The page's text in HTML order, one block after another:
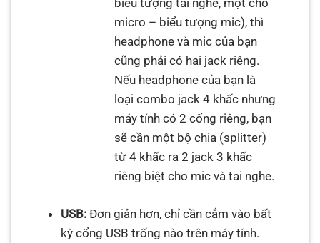
biểu tượng tai nghe, một cho
micro – biểu tượng mic), thì
headphone và mic của bạn
cũng phải có hai jack riêng.
Nếu headphone của bạn là
loại combo jack 4 khấc nhưng
máy tính có 2 cổng riêng, bạn
sẽ cần một bộ chia (splitter)
từ 4 khấc ra 2 jack 3 khấc
riêng biệt cho mic và tai nghe.
USB:Đơn giản hơn, chỉ cần cắm vào bất
kỳ cổng USB trống nào trên máy tính.